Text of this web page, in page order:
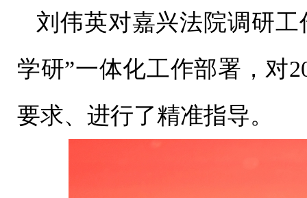
刘伟英对嘉兴法院调研
学研”一体化工作部署，对
要求、进行了精准指导。